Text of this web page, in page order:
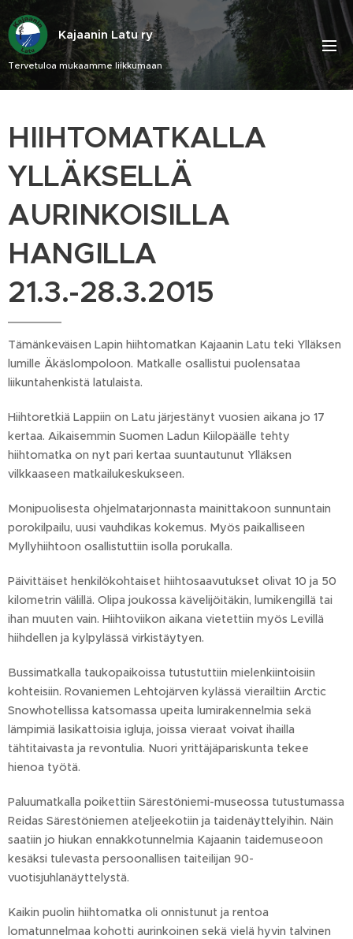
Kajaanin Latu ry
Tervetuloa mukaamme liikkumaan
HIIHTOMATKALLA
YLLÄKSELLÄ
AURINKOISILLA
HANGILLA
21.3.-28.3.2015
Tämänkeväisen Lapin hiihtomatkan Kajaanin Latu teki Ylläksen
lumille Äkäslompoloon. Matkalle osallistui puolensataa
liikuntahenkistä latulaista.
Hiihtoretkiä Lappiin on Latu järjestänyt vuosien aikana jo 17
kertaa. Aikaisemmin Suomen Ladun Kiilopäälle tehty
hiihtomatka on nyt pari kertaa suuntautunut Ylläksen
vilkkaaseen matkailukeskukseen.
Monipuolisesta ohjelmatarjonnasta mainittakoon sunnuntain
porokilpailu, uusi vauhdikas kokemus. Myös paikalliseen
Myllyhiihtoon osallistuttiin isolla porukalla.
Päivittäiset henkilökohtaiset hiihtosaavutukset olivat 10 ja 50
kilometrin välillä. Olipa joukossa kävelijöitäkin, lumikengillä tai
ihan muuten vain. Hiihtoviikon aikana vietettiin myös Levillä
hiihdellen ja kylpylässä virkistäytyen.
Bussimatkalla taukopaikoissa tutustuttiin mielenkiintoisiin
kohteisiin. Rovaniemen Lehtojärven kylässä vierailtiin Arctic
Snowhotellissa katsomassa upeita lumirakennelmia sekä
lämpimiä lasikattoisia igluja, joissa vieraat voivat ihailla
tähtitaivasta ja revontulia. Nuori yrittäjäpariskunta tekee
hienoa työtä.
Paluumatkalla poikettiin Särestöniemi-museossa tutustumassa
Reidas Särestöniemen ateljeekotiin ja taidenäyttelyihin. Näin
saatiin jo hiukan ennakkotunnelmia Kajaanin taidemuseoon
kesäksi tulevasta persoonallisen taiteilijan 90-
vuotisjuhlanäyttelystä.
Kaikin puolin hiihtomatka oli onnistunut ja rentoa
lomatunnelmaa kohotti aurinkoinen sekä vielä hyvin talvinen